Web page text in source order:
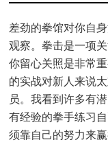
差劲的拳馆对你自
观察。拳击是一项
你留心关照是非常
的实战对新人来说
员。我看到许多有
有经验的拳手练习
须靠自己的努力来赢